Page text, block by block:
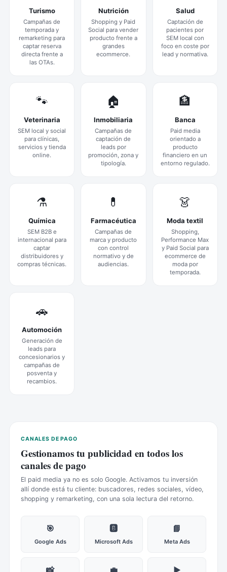
Turismo
Campañas de
temporada y
remarketing para
captar reserva
directa frente a
las OTAs.
Nutrición
Shopping y Paid
Social para vender
producto frente a
grandes
ecommerce.
Salud
Captación de
pacientes por
SEM local con
foco en coste por
lead y normativa.
🐾
Veterinaria
SEM local y social
para clínicas,
servicios y tienda
online.
🏠
Inmobiliaria
Campañas de
captación de
leads por
promoción, zona y
tipología.
🏦
Banca
Paid media
orientado a
producto
financiero en un
entorno regulado.
⚗️
Química
SEM B2B e
internacional para
captar
distribuidores y
compras técnicas.
💊
Farmacéutica
Campañas de
marca y producto
con control
normativo y de
audiencias.
👗
Moda textil
Shopping,
Performance Max
y Paid Social para
ecommerce de
moda por
temporada.
🚗
Automoción
Generación de
leads para
concesionarios y
campañas de
posventa y
recambios.
CANALES DE PAGO
Gestionamos tu publicidad en todos los
canales de pago
El paid media ya no es solo Google. Activamos tu inversión
allí donde está tu cliente: buscadores, redes sociales, vídeo,
shopping y remarketing, con una sola lectura del retorno.
🎯
Google Ads
🅱️
Microsoft Ads
📘
Meta Ads
📸 💼 ▶️